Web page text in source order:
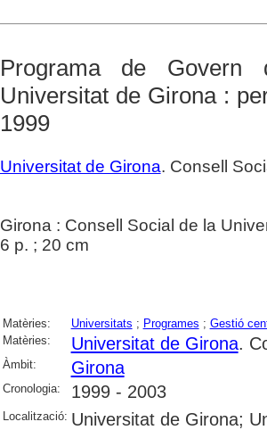
Programa de
Universitat de Girona :
1999
Universitat de Girona. Consell
Girona : Consell Social de la
6 p. ; 20 cm
Matèries: Universitats ; Programes ; Gestió
Matèries:
Universitat de Girona.
Àmbit: Girona
Cronologia: 1999 - 2003
Localització: Universitat de Girona;